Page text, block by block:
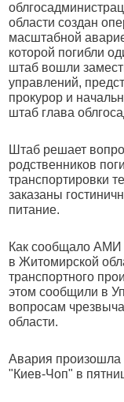
области создан
масштабной
которой погибли
штаб вошли
управлений,
прокурор и
штаб глава
Штаб решает
родственников
транспортировки
заказаны
питание.
Как сообщало АМИ
в Житомирской
транспортного
этом сообщили в
вопросам
области.
Авария произошла
"Киев-Чоп" в